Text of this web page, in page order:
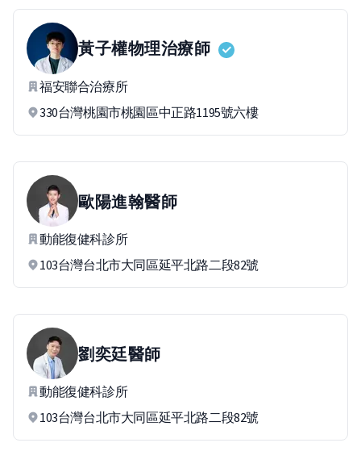
黃子權物理治療師
福安聯合治療所
330台灣桃園市桃園區中正路1195號六樓
歐陽進翰醫師
動能復健科診所
103台灣台北市大同區延平北路二段82號
劉奕廷醫師
動能復健科診所
103台灣台北市大同區延平北路二段82號